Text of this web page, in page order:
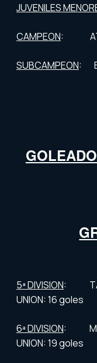
JUVENILES
CAMPEON:
SUBCAMPEON:
5ª DIVISION:
UNION: 16 goles
6ª DIVISION:
UNION: 19 goles